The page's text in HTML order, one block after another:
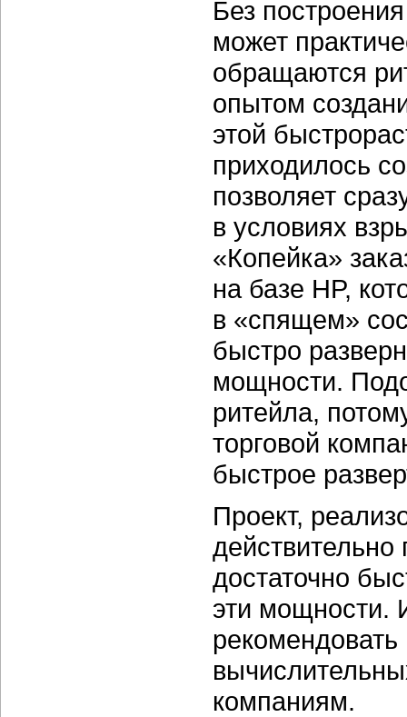
Без
может
обращаются
опытом
этой
приходилось
позволяет
в условиях
«Копейка»
на базе HP,
в «спящем»
быстро
мощности.
ритейла,
торговой
быстрое
Проект,
действительно
достаточно
эти мощности.
компаниям.